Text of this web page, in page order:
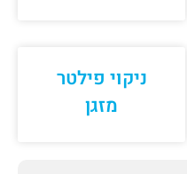
ניקוי פילטר
מזגן